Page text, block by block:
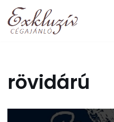
Skip
rövidárú